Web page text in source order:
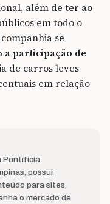
além de ter ao
em todo o
se
a participação de
de carros leves
em relação
Pontifícia
possui
para sites,
o mercado de